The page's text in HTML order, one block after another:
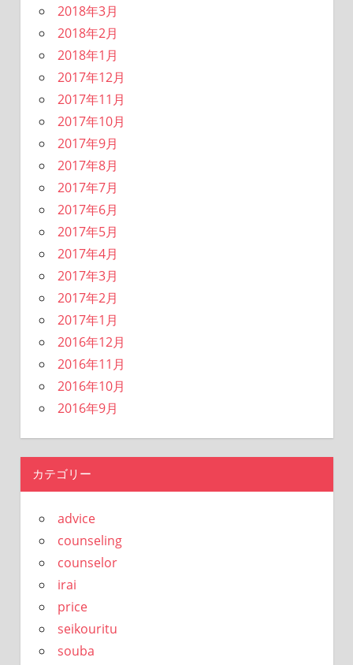
2018年3月
2018年2月
2018年1月
2017年12月
2017年11月
2017年10月
2017年9月
2017年8月
2017年7月
2017年6月
2017年5月
2017年4月
2017年3月
2017年2月
2017年1月
2016年12月
2016年11月
2016年10月
2016年9月
カテゴリー
advice
counseling
counselor
irai
price
seikouritu
souba